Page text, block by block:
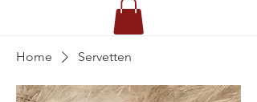
Home Servetten